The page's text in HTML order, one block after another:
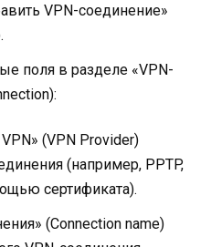
VPN-соединение»
поля в разделе «VPN-
(VPN Provider)
(например, PPTP,
сертификата).
(Connection name)